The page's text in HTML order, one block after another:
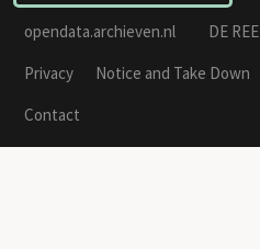
opendata.archieven.nl DE REE
Privacy
Notice and Take Down
Contact